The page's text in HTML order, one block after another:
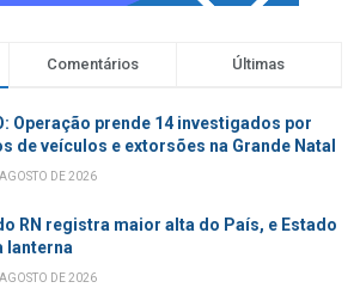
Comentários Últimas
Operação prende 14 investigados por
de veículos e extorsões na Grande Natal
DE 2026
RN registra maior alta do País, e Estado
lanterna
DE 2026